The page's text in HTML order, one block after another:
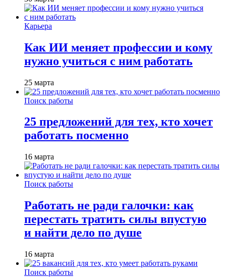
Карьера
Как ИИ меняет профессии и кому
нужно учиться с ним работать
25 марта
Поиск работы
25 предложений для тех, кто хочет
работать посменно
16 марта
Поиск работы
Работать не ради галочки: как
перестать тратить силы впустую
и найти дело по душе
16 марта
Поиск работы